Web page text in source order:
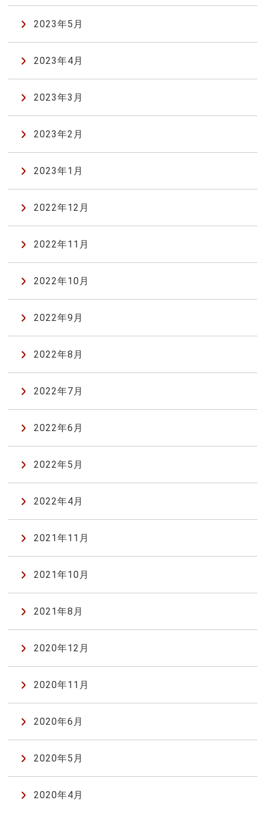
2023年5月
2023年4月
2023年3月
2023年2月
2023年1月
2022年12月
2022年11月
2022年10月
2022年9月
2022年8月
2022年7月
2022年6月
2022年5月
2022年4月
2021年11月
2021年10月
2021年8月
2020年12月
2020年11月
2020年6月
2020年5月
2020年4月